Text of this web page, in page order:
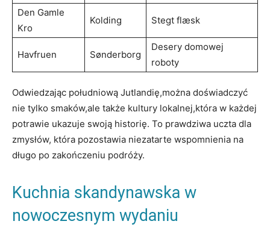
Den Gamle
Kro
Kolding Stegt flæsk
Havfruen Sønderborg
Desery domowej
roboty
Odwiedzając południową Jutlandię,można doświadczyć
nie ​tylko smaków,ale także kultury ‌lokalnej,która⁢ w każdej
potrawie ukazuje swoją historię. ‍To prawdziwa uczta dla
zmysłów, która ​pozostawia niezatarte wspomnienia na
długo po⁤ zakończeniu podróży.
Kuchnia ‌skandynawska w
nowoczesnym ⁣wydaniu